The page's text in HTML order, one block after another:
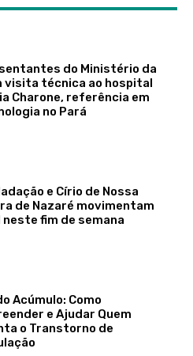
do Ministério da
visita técnica ao hospital
Charone, referência em
no Pará
e Círio de Nossa
de Nazaré movimentam
fim de semana
Acúmulo: Como
e Ajudar Quem
o Transtorno de